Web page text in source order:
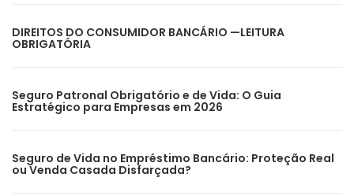
DIREITOS DO CONSUMIDOR BANCÁRIO —LEITURA
OBRIGATÓRIA
Seguro Patronal Obrigatório e de Vida: O Guia
Estratégico para Empresas em 2026
Seguro de Vida no Empréstimo Bancário: Proteção Real
ou Venda Casada Disfarçada?